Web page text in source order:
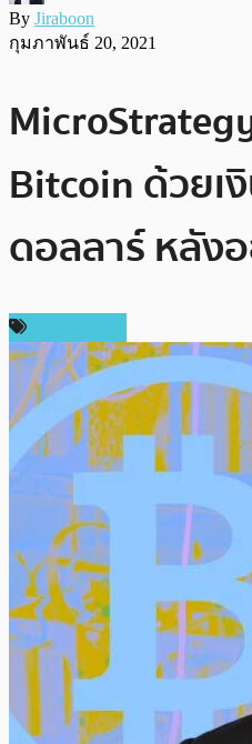
By Jiraboon
กุมภาพันธ์ 20, 2021
Bitcoin ด้วยเ
ดอลลาร์ หลัง